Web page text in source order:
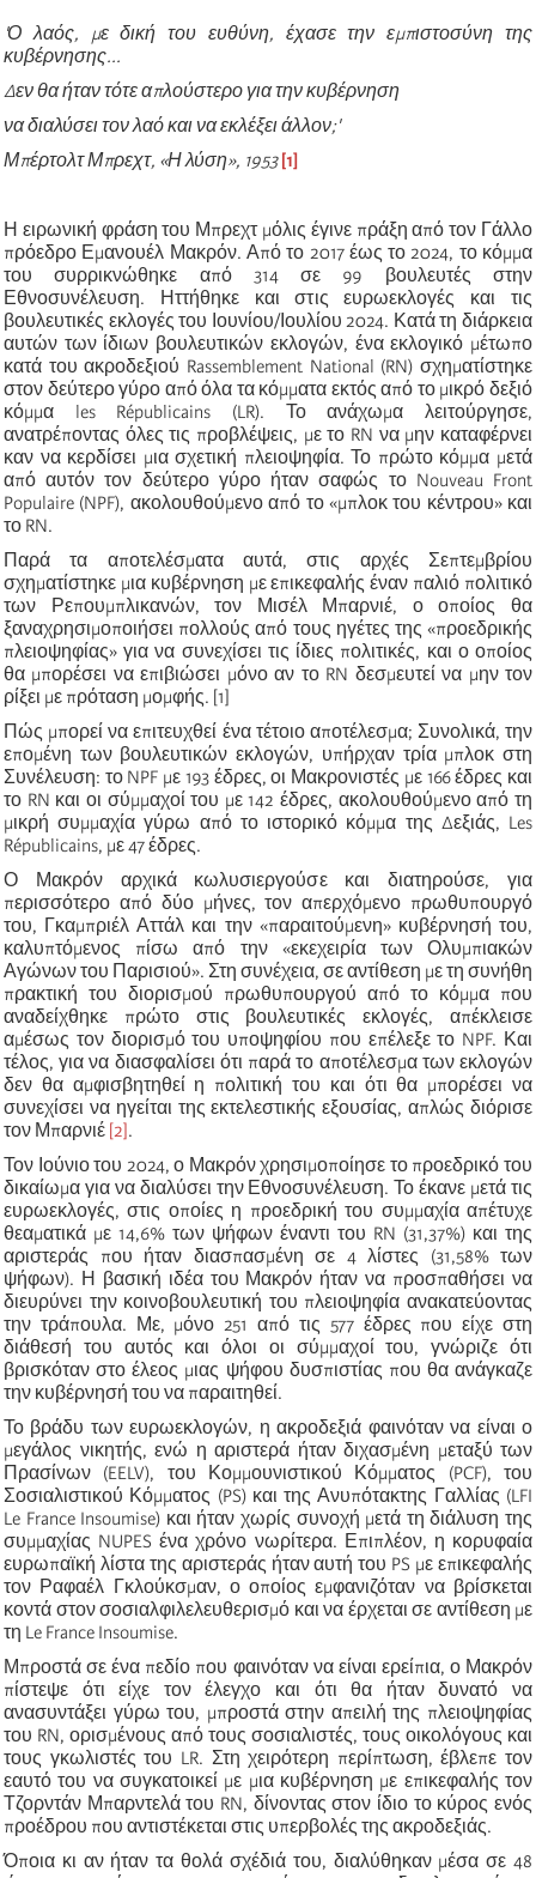
'Ο λαός, με δική του ευθύνη, έχασε την εμπιστοσύνη της
κυβέρνησης...
Δεν θα ήταν τότε απλούστερο για την κυβέρνηση
να διαλύσει τον λαό και να εκλέξει άλλον;'
Μπέρτολτ Μπρεχτ, «Η λύση», 1953 [1]
Η ειρωνική φράση του Μπρεχτ μόλις έγινε πράξη από τον Γάλλο
πρόεδρο Εμανουέλ Μακρόν. Από το 2017 έως το 2024, το κόμμα
του συρρικνώθηκε από 314 σε 99 βουλευτές στην
Εθνοσυνέλευση. Ηττήθηκε και στις ευρωεκλογές και τις
βουλευτικές εκλογές του Ιουνίου/Ιουλίου 2024. Κατά τη διάρκεια
αυτών των ίδιων βουλευτικών εκλογών, ένα εκλογικό μέτωπο
κατά του ακροδεξιού Rassemblement National (RN) σχηματίστηκε
στον δεύτερο γύρο από όλα τα κόμματα εκτός από το μικρό δεξιό
κόμμα les Républicains (LR). Το ανάχωμα λειτούργησε,
ανατρέποντας όλες τις προβλέψεις, με το RN να μην καταφέρνει
καν να κερδίσει μια σχετική πλειοψηφία. Το πρώτο κόμμα μετά
από αυτόν τον δεύτερο γύρο ήταν σαφώς το Nouveau Front
Populaire (NPF), ακολουθούμενο από το «μπλοκ του κέντρου» και
το RN.
Παρά τα αποτελέσματα αυτά, στις αρχές Σεπτεμβρίου
σχηματίστηκε μια κυβέρνηση με επικεφαλής έναν παλιό πολιτικό
των Ρεπουμπλικανών, τον Μισέλ Μπαρνιέ, ο οποίος θα
ξαναχρησιμοποιήσει πολλούς από τους ηγέτες της «προεδρικής
πλειοψηφίας» για να συνεχίσει τις ίδιες πολιτικές, και ο οποίος
θα μπορέσει να επιβιώσει μόνο αν το RN δεσμευτεί να μην τον
ρίξει με πρόταση μομφής. [1]
Πώς μπορεί να επιτευχθεί ένα τέτοιο αποτέλεσμα; Συνολικά, την
επομένη των βουλευτικών εκλογών, υπήρχαν τρία μπλοκ στη
Συνέλευση: το NPF με 193 έδρες, οι Μακρονιστές με 166 έδρες και
το RN και οι σύμμαχοί του με 142 έδρες, ακολουθούμενο από τη
μικρή συμμαχία γύρω από το ιστορικό κόμμα της Δεξιάς, Les
Républicains, με 47 έδρες.
Ο Μακρόν αρχικά κωλυσιεργούσε και διατηρούσε, για
περισσότερο από δύο μήνες, τον απερχόμενο πρωθυπουργό
του, Γκαμπριέλ Αττάλ και την «παραιτούμενη» κυβέρνησή του,
καλυπτόμενος πίσω από την «εκεχειρία των Ολυμπιακών
Αγώνων του Παρισιού». Στη συνέχεια, σε αντίθεση με τη συνήθη
πρακτική του διορισμού πρωθυπουργού από το κόμμα που
αναδείχθηκε πρώτο στις βουλευτικές εκλογές, απέκλεισε
αμέσως τον διορισμό του υποψηφίου που επέλεξε το NPF. Και
τέλος, για να διασφαλίσει ότι παρά το αποτέλεσμα των εκλογών
δεν θα αμφισβητηθεί η πολιτική του και ότι θα μπορέσει να
συνεχίσει να ηγείται της εκτελεστικής εξουσίας, απλώς διόρισε
τον Μπαρνιέ [2].
Τον Ιούνιο του 2024, ο Μακρόν χρησιμοποίησε το προεδρικό του
δικαίωμα για να διαλύσει την Εθνοσυνέλευση. Το έκανε μετά τις
ευρωεκλογές, στις οποίες η προεδρική του συμμαχία απέτυχε
θεαματικά με 14,6% των ψήφων έναντι του RN (31,37%) και της
αριστεράς που ήταν διασπασμένη σε 4 λίστες (31,58% των
ψήφων). Η βασική ιδέα του Μακρόν ήταν να προσπαθήσει να
διευρύνει την κοινοβουλευτική του πλειοψηφία ανακατεύοντας
την τράπουλα. Με, μόνο 251 από τις 577 έδρες που είχε στη
διάθεσή του αυτός και όλοι οι σύμμαχοί του, γνώριζε ότι
βρισκόταν στο έλεος μιας ψήφου δυσπιστίας που θα ανάγκαζε
την κυβέρνησή του να παραιτηθεί.
Το βράδυ των ευρωεκλογών, η ακροδεξιά φαινόταν να είναι ο
μεγάλος νικητής, ενώ η αριστερά ήταν διχασμένη μεταξύ των
Πρασίνων (EELV), του Κομμουνιστικού Κόμματος (PCF), του
Σοσιαλιστικού Κόμματος (PS) και της Ανυπότακτης Γαλλίας (LFI
Le France Insoumise) και ήταν χωρίς συνοχή μετά τη διάλυση της
συμμαχίας NUPES ένα χρόνο νωρίτερα. Επιπλέον, η κορυφαία
ευρωπαϊκή λίστα της αριστεράς ήταν αυτή του PS με επικεφαλής
τον Ραφαέλ Γκλούκσμαν, ο οποίος εμφανιζόταν να βρίσκεται
κοντά στον σοσιαλφιλελευθερισμό και να έρχεται σε αντίθεση με
τη Le France Insoumise.
Μπροστά σε ένα πεδίο που φαινόταν να είναι ερείπια, ο Μακρόν
πίστεψε ότι είχε τον έλεγχο και ότι θα ήταν δυνατό να
ανασυντάξει γύρω του, μπροστά στην απειλή της πλειοψηφίας
του RN, ορισμένους από τους σοσιαλιστές, τους οικολόγους και
τους γκωλιστές του LR. Στη χειρότερη περίπτωση, έβλεπε τον
εαυτό του να συγκατοικεί με μια κυβέρνηση με επικεφαλής τον
Τζορντάν Μπαρντελά του RN, δίνοντας στον ίδιο το κύρος ενός
προέδρου που αντιστέκεται στις υπερβολές της ακροδεξιάς.
Όποια κι αν ήταν τα θολά σχέδιά του, διαλύθηκαν μέσα σε 48